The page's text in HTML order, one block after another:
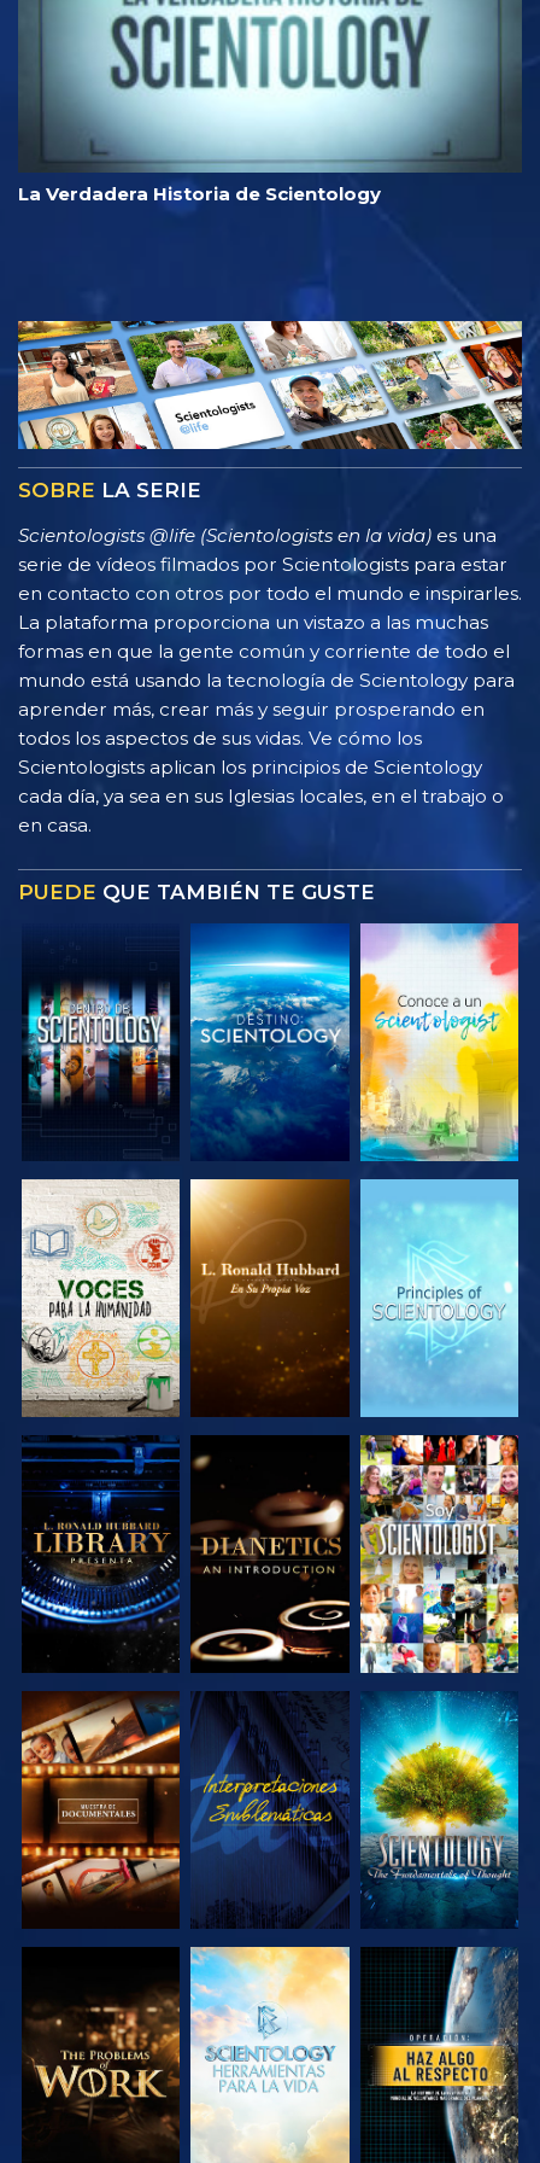
La Verdadera Historia de Scientology
SOBRE LA SERIE
Scientologists @life (Scientologists en la vida) es una
serie de vídeos filmados por Scientologists para estar
en contacto con otros por todo el mundo e inspirarles.
La plataforma proporciona un vistazo a las muchas
formas en que la gente común y corriente de todo el
mundo está usando la tecnología de Scientology para
aprender más, crear más y seguir prosperando en
todos los aspectos de sus vidas. Ve cómo los
Scientologists aplican los principios de Scientology
cada día, ya sea en sus Iglesias locales, en el trabajo o
en casa.
PUEDE QUE TAMBIÉN TE GUSTE
EXPLORA LAS
SERIES
EXPLORA LAS
SERIES
EXPLORA LAS
SERIES
EXPLORA LAS
SERIES
EXPLORA LAS
SERIES
VE
EXPLORA LAS
SERIES
VE
EXPLORA LAS
SERIES
EXPLORA LAS
SERIES
EXPLORA LAS
SERIES
VE